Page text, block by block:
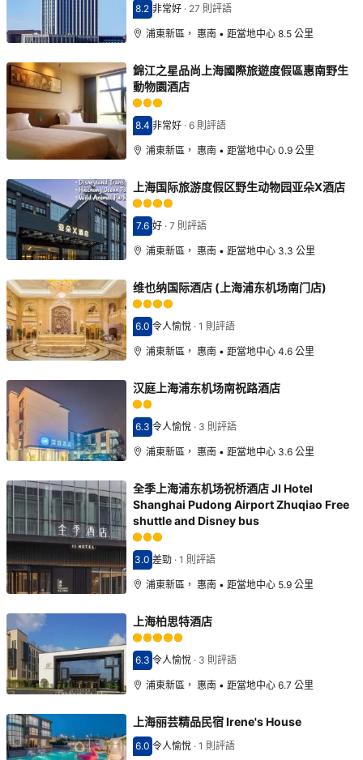
分數8.2分
8.2 非常好· 27 則評語
浦東新區， 惠南 • 距當地中心 8.5 公里
錦江之星品尚上海國際旅遊度假區惠南野生
動物園酒店
分數8.4分
8.4 非常好· 6 則評語
浦東新區， 惠南 • 距當地中心 0.9 公里
上海国际旅游度假区野生动物园亚朵X酒店
分數7.6分
7.6 好· 7 則評語
浦東新區， 惠南 • 距當地中心 3.3 公里
维也纳国际酒店 (上海浦东机场南门店)
分數6.0分
6.0 令人愉悅· 1 則評語
浦東新區， 惠南 • 距當地中心 4.6 公里
汉庭上海浦东机场南祝路酒店
分數6.3分
6.3 令人愉悅· 3 則評語
浦東新區， 惠南 • 距當地中心 3.6 公里
全季上海浦东机场祝桥酒店 JI Hotel
Shanghai Pudong Airport Zhuqiao Free
shuttle and Disney bus
分數3.0分
3.0 差勁· 1 則評語
浦東新區， 惠南 • 距當地中心 5.9 公里
上海柏思特酒店
分數6.3分
6.3 令人愉悅· 3 則評語
浦東新區， 惠南 • 距當地中心 6.7 公里
上海丽芸精品民宿 Irene's House
分數6.0分
6.0 令人愉悅· 1 則評語